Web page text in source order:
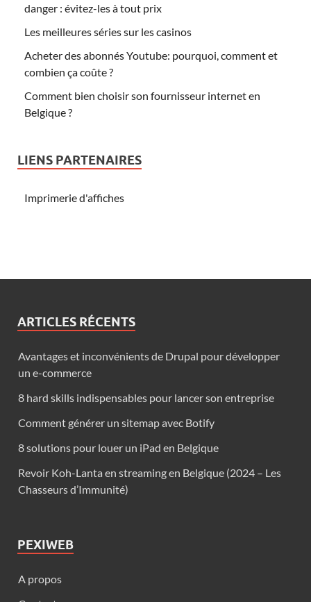
danger : évitez-les à tout prix
Les meilleures séries sur les casinos
Acheter des abonnés Youtube: pourquoi, comment et
combien ça coûte ?
Comment bien choisir son fournisseur internet en
Belgique ?
LIENS PARTENAIRES
Imprimerie d'affiches
ARTICLES RÉCENTS
Avantages et inconvénients de Drupal pour développer
un e-commerce
8 hard skills indispensables pour lancer son entreprise
Comment générer un sitemap avec Botify
8 solutions pour louer un iPad en Belgique
Revoir Koh-Lanta en streaming en Belgique (2024 – Les
Chasseurs d’Immunité)
PEXIWEB
A propos